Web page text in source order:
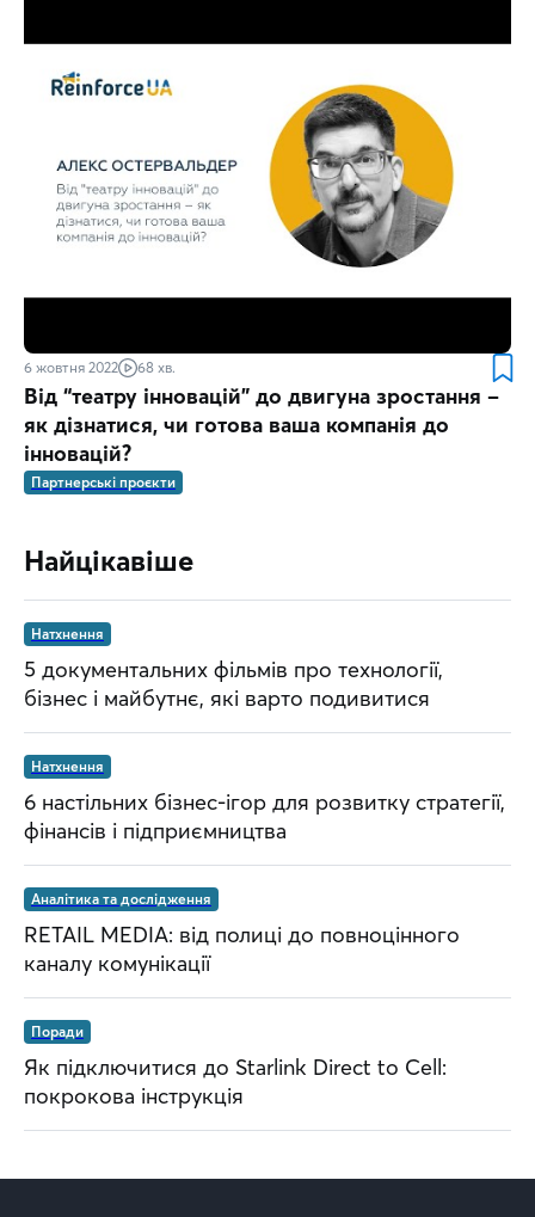
6 жовтня 2022 68 хв.
Від “театру інновацій” до двигуна зростання –
як дізнатися, чи готова ваша компанія до
інновацій?
Партнерські проєкти
Найцікавіше
Натхнення
5 документальних фільмів про технології,
бізнес і майбутнє, які варто подивитися
Натхнення
6 настільних бізнес-ігор для розвитку стратегії,
фінансів і підприємництва
Аналітика та дослідження
RETAIL MEDIA: від полиці до повноцінного
каналу комунікації
Поради
Як підключитися до Starlink Direct to Cell:
покрокова інструкція